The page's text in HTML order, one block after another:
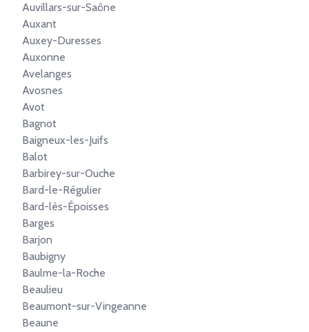
Auvillars-sur-Saône
Auxant
Auxey-Duresses
Auxonne
Avelanges
Avosnes
Avot
Bagnot
Baigneux-les-Juifs
Balot
Barbirey-sur-Ouche
Bard-le-Régulier
Bard-lès-Époisses
Barges
Barjon
Baubigny
Baulme-la-Roche
Beaulieu
Beaumont-sur-Vingeanne
Beaune